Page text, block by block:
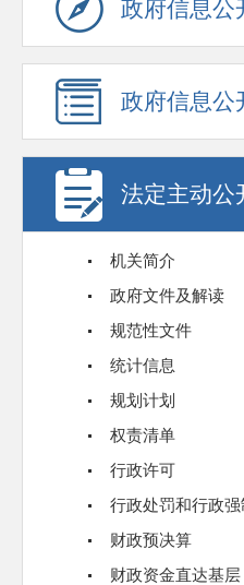
政府信息公
政府信息公
法定主动公
机关简介
政府文件及解读
规范性文件
统计信息
规划计划
权责清单
行政许可
行政处罚和行政强
财政预决算
财政资金直达基层